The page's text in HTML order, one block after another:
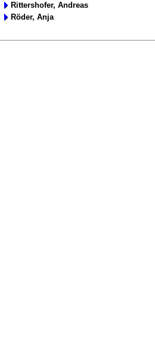
Rittershofer, Andreas
Röder, Anja